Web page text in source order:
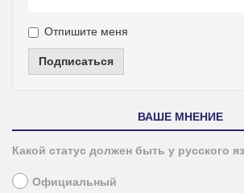
Отпишите меня
Подписаться
ВАШЕ МНЕНИЕ
Какой статус должен быть у русского
Официальный